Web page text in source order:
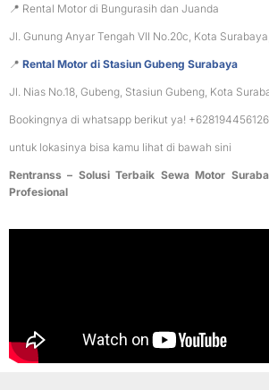
📍 Rental Motor di Bungurasih dan Juanda
Jl. Gunung Anyar Tengah VII No.20c, Kota
📍 Rental Motor di Stasiun Gubeng Surabaya
Jl. Nias No.18, Gubeng, Stasiun Gubeng, Kota
Bookingnya di whatsapp berikut ya!
untuk lokasinya bisa kamu lihat di bawah sini
Rentranss – Solusi Terbaik Sewa Motor
Profesional